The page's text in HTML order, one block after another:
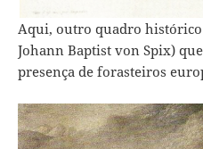
Aqui, outro quadro histórico
Johann Baptist von Spix)
presença de forasteiros